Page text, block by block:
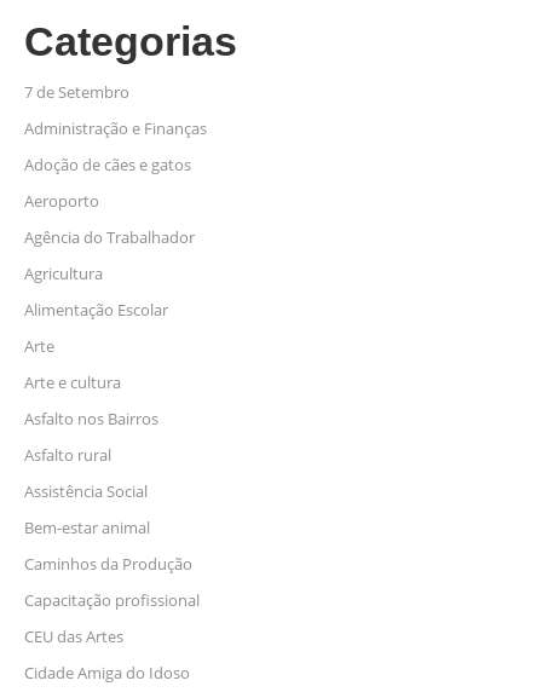
Categorias
7 de Setembro
Administração e Finanças
Adoção de cães e gatos
Aeroporto
Agência do Trabalhador
Agricultura
Alimentação Escolar
Arte
Arte e cultura
Asfalto nos Bairros
Asfalto rural
Assistência Social
Bem-estar animal
Caminhos da Produção
Capacitação profissional
CEU das Artes
Cidade Amiga do Idoso